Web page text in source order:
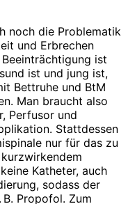
noch die Problematik
und Erbrechen
ist
ist und jung ist,
Bettruhe und BtM
Man braucht also
Perfusor und
Stattdessen
nur für das zu
Katheter, auch
sodass der
Propofol. Zum